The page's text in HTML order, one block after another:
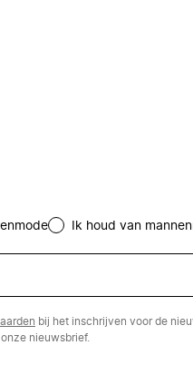
Ik houd van
bij het inschrijven voor de
nieuwsbrief.